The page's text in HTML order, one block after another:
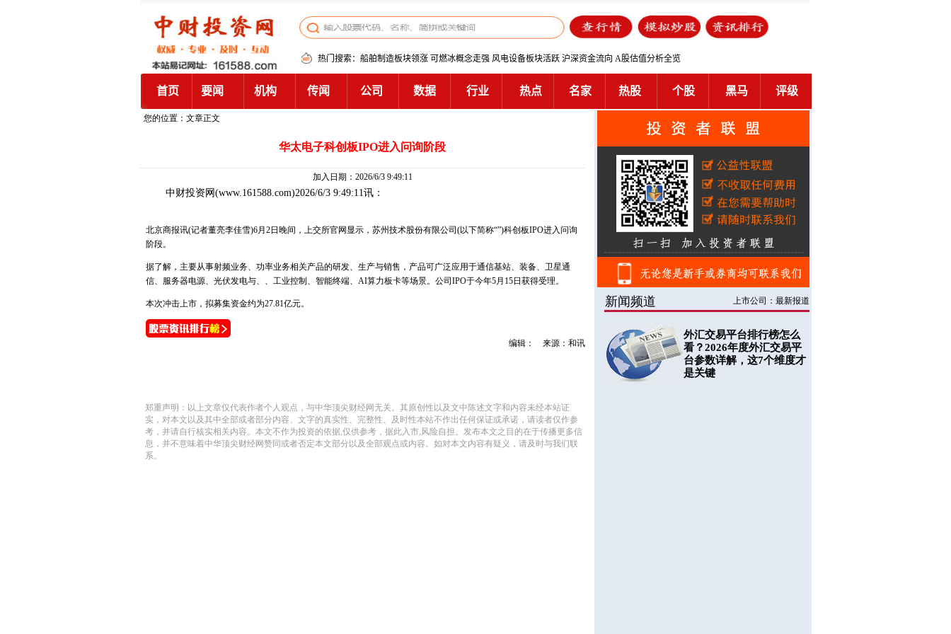
您的位置：文章正文
华太电子科创板IPO进入问询阶段
加入日期：2026/6/3 9:49:11
中财投资网 (www.161588.com)2026/6/3 9:49:11讯：
北京商报讯(记者董亮李佳雪)6月2日晚间，上交所官网显示，苏州技术股份有限公司(以下简称“”)科创板IPO进入问询
阶段。
据了解，主要从事射频业务、功率业务相关产品的研发、生产与销售，产品可广泛应用于通信基站、装备、卫星通
信、服务器电源、光伏发电与、、工业控制、智能终端、AI算力板卡等场景。公司IPO于今年5月15日获得受理。
本次冲击上市，拟募集资金约为27.81亿元。
编辑： 来源：和讯